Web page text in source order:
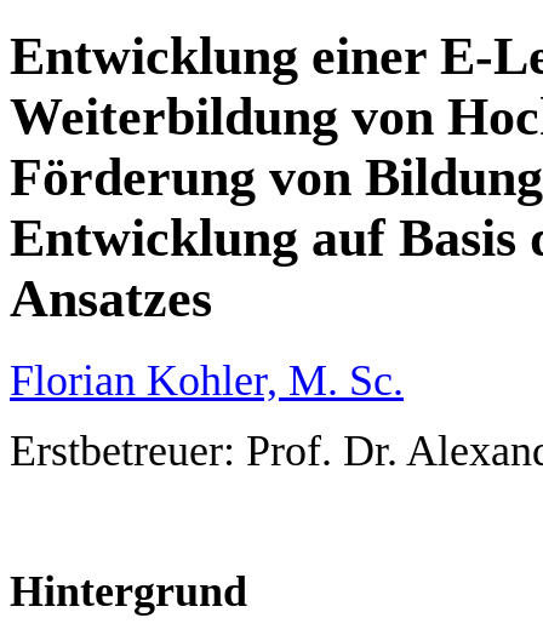
Entwicklung einer E-
Weiterbildung von
Förderung von
Entwicklung auf Basis
Ansatzes
Florian Kohler, M. Sc.
Erstbetreuer: Prof. Dr.
Hintergrund